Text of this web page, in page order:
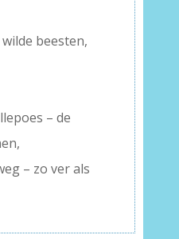
beesten,
– de
– zo ver als